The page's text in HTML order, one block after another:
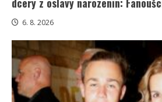
dcery z oslavy narozenin:
6. 8. 2026